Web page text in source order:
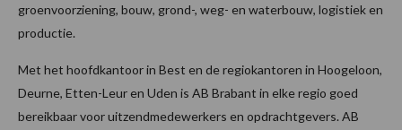
groenvoorziening, bouw, grond-, weg- en waterbouw, logistiek en
productie.
Met het hoofdkantoor in Best en de regiokantoren in Hoogeloon,
Deurne, Etten-Leur en Uden is AB Brabant in elke regio goed
bereikbaar voor uitzendmedewerkers en opdrachtgevers. AB